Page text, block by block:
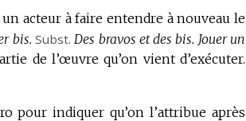
acteur à faire entendre à nouveau le
bis. Subst. Des bravos et des bis. Jouer un
de l’œuvre qu’on vient d’exécuter.
pour indiquer qu’on l’attribue après